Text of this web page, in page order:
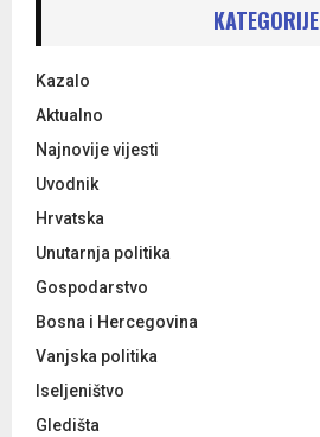
r
:
KATEGORIJE
Kazalo
Aktualno
Najnovije vijesti
Uvodnik
Hrvatska
Unutarnja politika
Gospodarstvo
Bosna i Hercegovina
Vanjska politika
Iseljeništvo
Gledišta